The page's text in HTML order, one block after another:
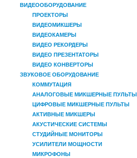
ВИДЕООБОРУДОВАНИЕ
ПРОЕКТОРЫ
ВИДЕОМИКШЕРЫ
ВИДЕОКАМЕРЫ
ВИДЕО РЕКОРДЕРЫ
ВИДЕО ПРЕЗЕНТАТОРЫ
ВИДЕО КОНВЕРТОРЫ
ЗВУКОВОЕ ОБОРУДОВАНИЕ
КОММУТАЦИЯ
АНАЛОГОВЫЕ МИКШЕРНЫЕ ПУЛЬТЫ
ЦИФРОВЫЕ МИКШЕРНЫЕ ПУЛЬТЫ
АКТИВНЫЕ МИКШЕРЫ
АКУСТИЧЕСКИЕ СИСТЕМЫ
СТУДИЙНЫЕ МОНИТОРЫ
УСИЛИТЕЛИ МОЩНОСТИ
МИКРОФОНЫ